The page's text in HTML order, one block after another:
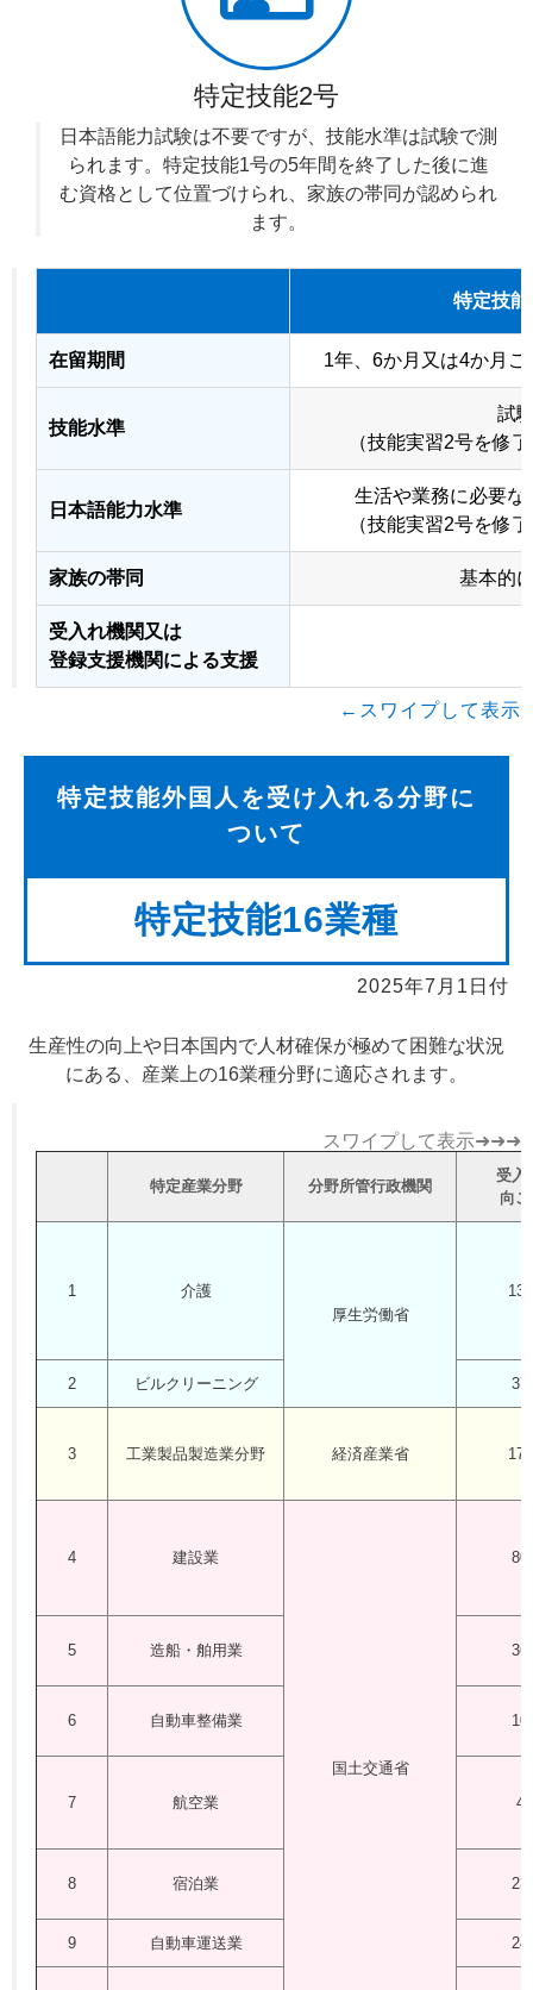
特定技能2号
日本語能力試験は不要ですが、技能水準は試験で測
られます。特定技能1号の5年間を終了した後に進
む資格として位置づけられ、家族の帯同が認められ
ます。
特定技
在留期間 1年、6か月又は4か月
技能水準
試
（技能実習2号を修
日本語能力水準
生活や業務に必要な
（技能実習2号を修
家族の帯同 基本的
受入れ機関又は
登録支援機関による支援
←スワイプして表示
特定技能外国人を受け入れる分野に
ついて
特定技能16業種
2025年7月1日付
生産性の向上や日本国内で人材確保が極めて困難な状況
にある、産業上の16業種分野に適応されます。
スワイプして表示➜➜➜
特定産業分野 分野所管行政機関
受入
向
1
介護
厚生労働省
2 ビルクリーニング
3 工業製品製造業分野 経済産業省
4 建設業
国土交通省
5 造船・舶用業
6 自動車整備業
7 航空業
8 宿泊業
9 自動車運送業